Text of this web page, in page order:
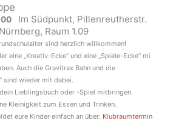
Im Südpunkt, Pillenreutherstr.
Raum 1.09
sind herzlich willkommen!
eine „Kreativ-Ecke“ und eine „Spiele-Ecke“ mi
Auch die Gravitrax Bahn und die
sind wieder mit dabei.
Lieblingsbuch oder -Spiel mitbringen.
Kleinigkeit zum Essen und Trinken.
eure Kinder einfach an über: Klubraumtermin